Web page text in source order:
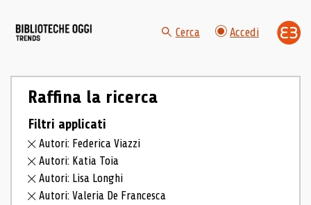
Cerca Accedi
Raffina la ricerca
Filtri applicati
Autori: Federica Viazzi
Autori: Katia Toia
Autori: Lisa Longhi
Autori: Valeria De Francesca